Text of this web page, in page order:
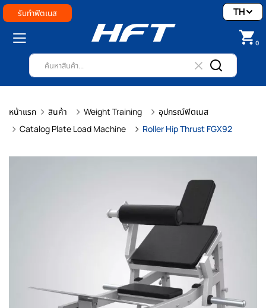
รับทำฟิตเนส
0
TH
หน้าแรก สินค้า Weight Training
อุปกรณ์ฟิตเนส
Catalog Plate Load Machine
Roller Hip Thrust FGX92